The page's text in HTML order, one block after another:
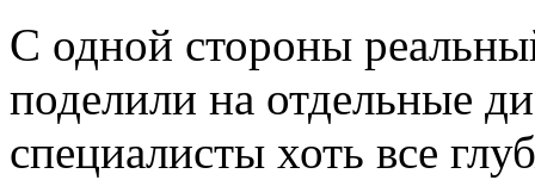
С одной стороны
поделили на отдельные
специалисты хоть все